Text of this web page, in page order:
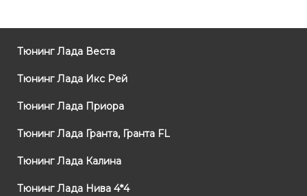
Тюнинг Лада Веста
Тюнинг Лада Икс Рей
Тюнинг Лада Приора
Тюнинг Лада Гранта, Гранта FL
Тюнинг Лада Калина
Тюнинг Лада Нива 4*4